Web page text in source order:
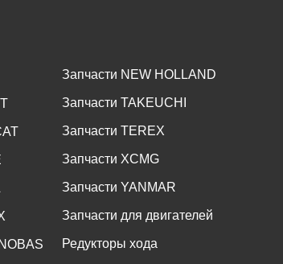
Запчасти NEW HOLLAND
Запчасти TAKEUCHI
Запчасти TEREX
Запчасти XCMG
Запчасти YANMAR
Запчасти для двигателей
Редукторы хода